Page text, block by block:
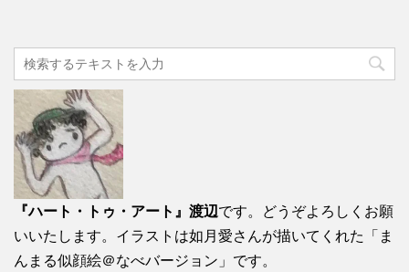
『ハート・トゥ・アート』渡辺です。どうぞよろしくお願
いいたします。イラストは如月愛さんが描いてくれた「ま
んまる似顔絵＠なべバージョン」です。